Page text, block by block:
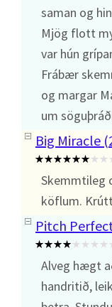
saman og
Mjög flott
var hún
Frábær
og margar
um
Big Miracle
Skemmtileg
köflum.
Pitch
Alveg hægt
handritið,